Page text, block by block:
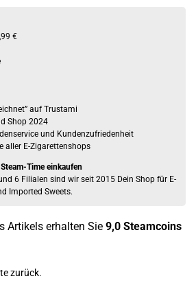
€
auf Trustami
Shop 2024
und Kundenzufriedenheit
aller E-Zigarettenshops
Time einkaufen
6 Filialen sind wir seit 2015 Dein Shop für E-
Imported Sweets.
Artikels erhalten Sie 9,0 Steamcoins
zurück.